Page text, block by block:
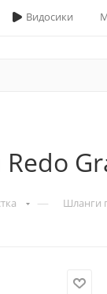
Видосики
— Шланги